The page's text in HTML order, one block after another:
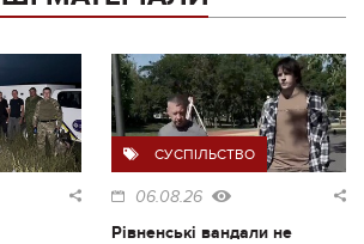
СУСПІЛЬСТВО
06.08.26
Рівненські вандали не